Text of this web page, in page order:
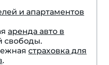
и апартаментов
аренда авто в
свободы.
страховка для
.